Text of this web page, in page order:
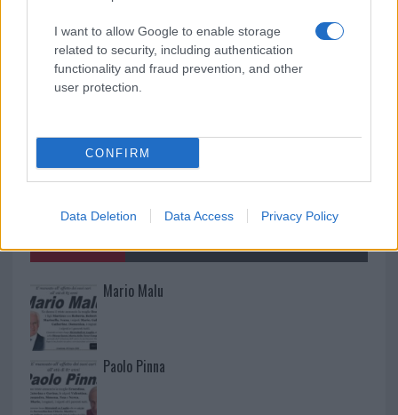
I want to allow Google to enable storage
related to security, including authentication
functionality and fraud prevention, and other
user protection.
CONFIRM
Data Deletion Data Access Privacy Policy
Mario Malu
Paolo Pinna